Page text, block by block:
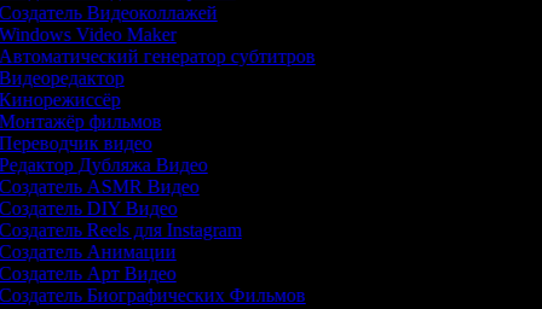
Видеоколлажей
Video Maker
генератор субтитров
фильмов
видео
Дубляжа Видео
ASMR Видео
DIY Видео
Reels для Instagram
Анимации
Арт Видео
Биографических Фильмов